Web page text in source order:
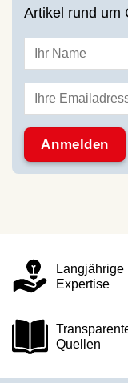
Artikel rund um
Langjährige
Expertise
Quellen